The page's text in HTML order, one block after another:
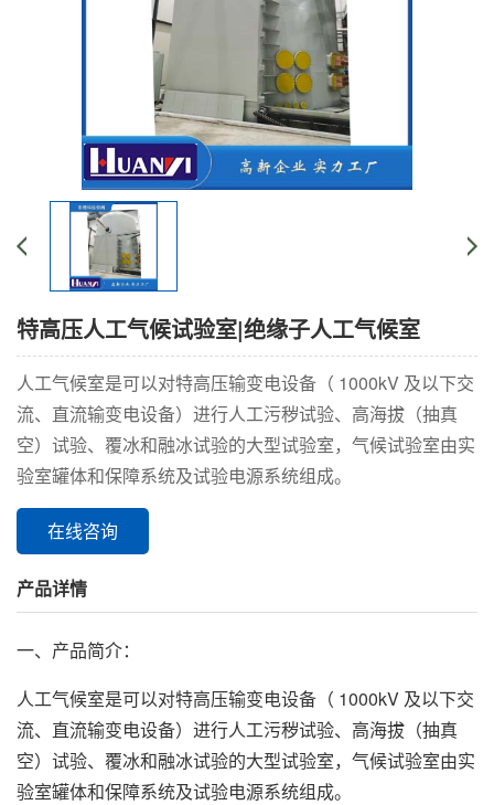
特高压人工气候试验室|绝缘子人工气候室
人工气候室是可以对特高压输变电设备（ 1000kV 及以下交
流、直流输变电设备）进行人工污秽试验、高海拔（抽真
空）试验、覆冰和融冰试验的大型试验室，气候试验室由实
验室罐体和保障系统及试验电源系统组成。
在线咨询
产品详情
一、产品简介：
人工气候室是可以对特高压输变电设备（ 1000kV 及以下交
流、直流输变电设备）进行人工污秽试验、高海拔（抽真
空）试验、覆冰和融冰试验的大型试验室，气候试验室由实
验室罐体和保障系统及试验电源系统组成。